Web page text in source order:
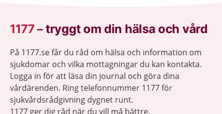
1177–tryggt om din hälsa och vård
På 1177.se får du råd om hälsa och information om
sjukdomar och vilka mottagningar du kan kontakta.
Logga in för att läsa din journal och göra dina
vårdärenden. Ring telefonnummer 1177 för
sjukvårdsrådgivning dygnet runt.
1177 ger dig råd när du vill må bättre.